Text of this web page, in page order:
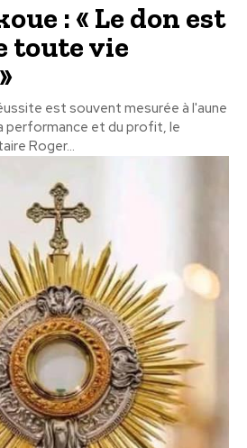
: « Le don est
toute vie
est souvent mesurée à l'aune
performance et du profit, le
Roger...